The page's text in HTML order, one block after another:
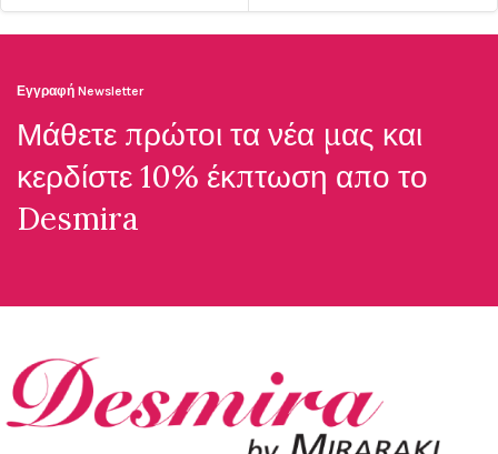
Εγγραφή Newsletter
Μάθετε πρώτοι τα νέα μας και
κερδίστε 10% έκπτωση απο το
Desmira